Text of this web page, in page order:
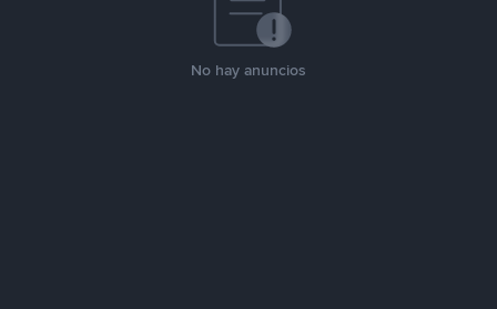
No hay anuncios